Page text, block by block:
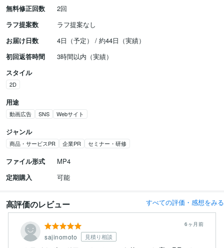
無料修正回数
2回
ラフ提案数
ラフ提案なし
お届け日数
4日（予定） / 約44日（実績）
初回返答時間
3時間以内（実績）
スタイル
2D
用途
動画広告 SNS Webサイト
ジャンル
商品・サービスPR 企業PR セミナー・研修
ファイル形式
MP4
定期購入
可能
高評価のレビュー すべての評価・感想をみる
sajinomoto 見積り相談
6ヶ月前